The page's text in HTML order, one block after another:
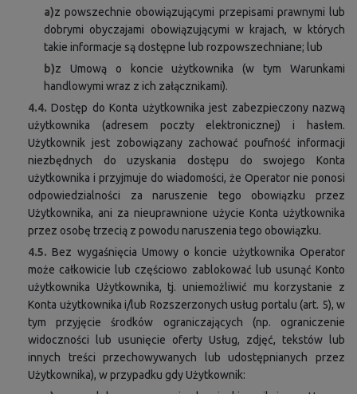
a)z powszechnie obowiązującymi przepisami prawnymi lub
dobrymi obyczajami obowiązującymi w krajach, w których
takie informacje są dostępne lub rozpowszechniane; lub
b)z Umową o koncie użytkownika (w tym Warunkami
handlowymi wraz z ich załącznikami).
4.4. Dostęp do Konta użytkownika jest zabezpieczony nazwą
użytkownika (adresem poczty elektronicznej) i hasłem.
Użytkownik jest zobowiązany zachować poufność informacji
niezbędnych do uzyskania dostępu do swojego Konta
użytkownika i przyjmuje do wiadomości, że Operator nie ponosi
odpowiedzialności za naruszenie tego obowiązku przez
Użytkownika, ani za nieuprawnione użycie Konta użytkownika
przez osobę trzecią z powodu naruszenia tego obowiązku.
4.5. Bez wygaśnięcia Umowy o koncie użytkownika Operator
może całkowicie lub częściowo zablokować lub usunąć Konto
użytkownika Użytkownika, tj. uniemożliwić mu korzystanie z
Konta użytkownika i/lub Rozszerzonych usług portalu (art. 5), w
tym przyjęcie środków ograniczających (np. ograniczenie
widoczności lub usunięcie oferty Usług, zdjęć, tekstów lub
innych treści przechowywanych lub udostępnianych przez
Użytkownika), w przypadku gdy Użytkownik: